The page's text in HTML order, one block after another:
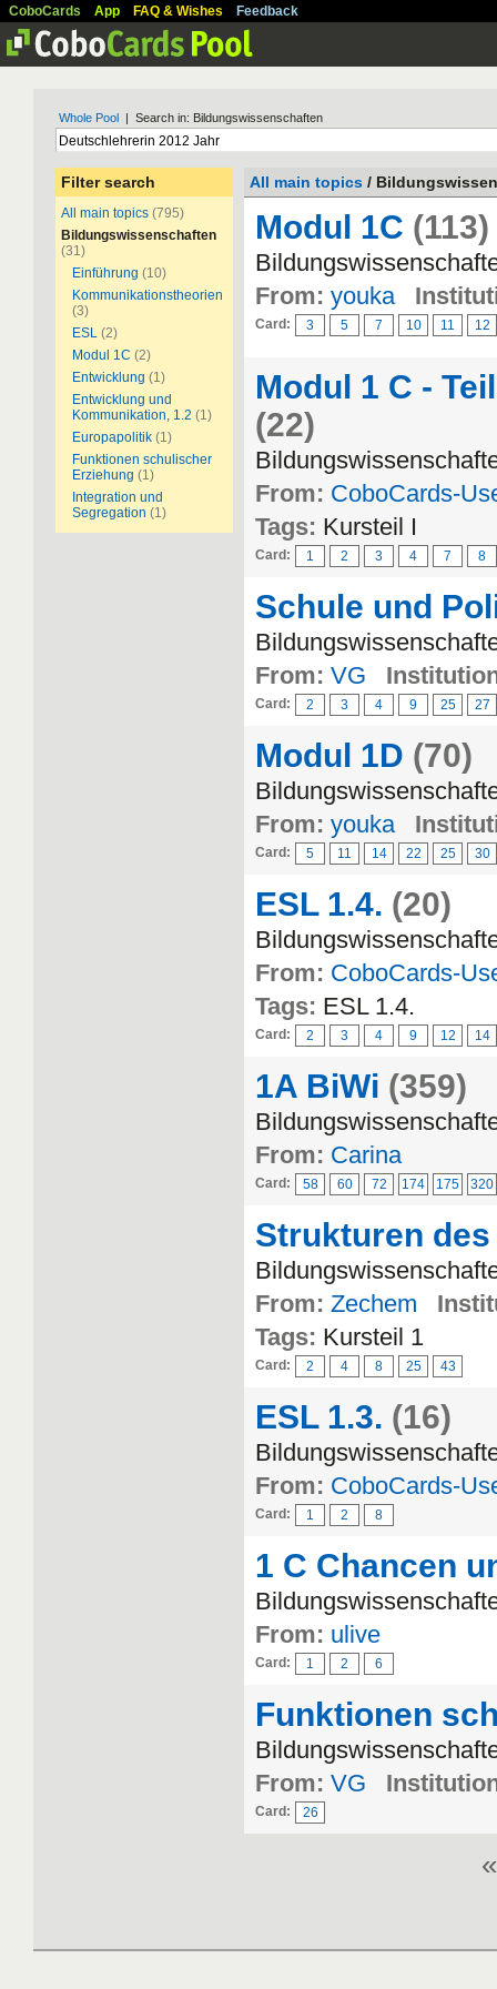
CoboCards App FAQ & Wishes Feedback
Whole Pool | Search in: Bildungswissenschaften
Filter search
All main topics (795)
Bildungswissenschaften
(31)
Einführung (10)
Kommunikationstheorien
(3)
ESL (2)
Modul 1C (2)
Entwicklung (1)
Entwicklung und
Kommunikation, 1.2 (1)
Europapolitik (1)
Funktionen schulischer
Erziehung (1)
Integration und
Segregation (1)
All main topics /
Modul 1C (113)
From: youka
Card: 3 5 7 10 11 12
Modul 1 C -
(22)
From: CoboCards-
Tags: Kursteil I
Card: 1 2 3 4 7 8
Schule und
From: VG
Card: 2 3 4 9 25 27
Modul 1D (70)
From: youka
Card: 5 11 14 22 25 30
ESL 1.4. (20)
From: CoboCards-
Tags: ESL 1.4.
Card: 2 3 4 9 12 14
1A BiWi (359)
From: Carina
Card: 58 60 72 174 175 320
Strukturen
From: Zechem
Tags: Kursteil 1
Card: 2 4 8 25 43
ESL 1.3. (16)
From: CoboCards-
Card: 1 2 8
1 C Chancen
From: ulive
Card: 1 2 6
Funktionen
From: VG
Card: 26